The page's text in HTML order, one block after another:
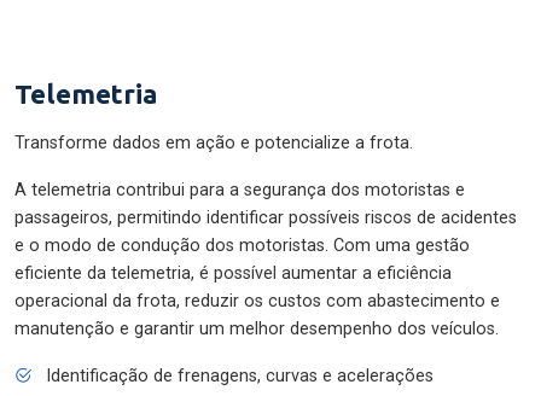
Telemetria
Transforme dados em ação e potencialize a frota.
A telemetria contribui para a segurança dos motoristas e
passageiros, permitindo identificar possíveis riscos de acidentes
e o modo de condução dos motoristas. Com uma gestão
eficiente da telemetria, é possível aumentar a eficiência
operacional da frota, reduzir os custos com abastecimento e
manutenção e garantir um melhor desempenho dos veículos.
Identificação de frenagens, curvas e acelerações